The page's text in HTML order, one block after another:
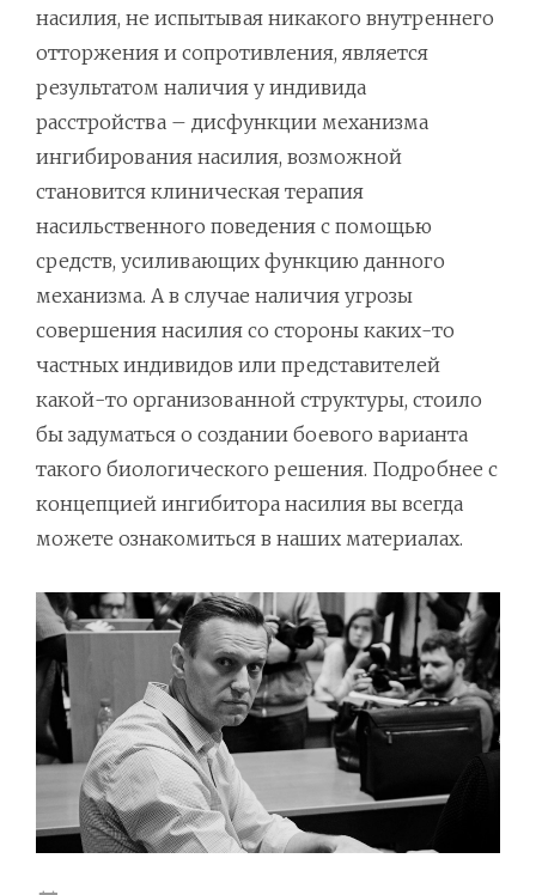
насилия, не испытывая никакого внутреннего
отторжения и сопротивления, является
результатом наличия у индивида
расстройства – дисфункции механизма
ингибирования насилия, возможной
становится клиническая терапия
насильственного поведения с помощью
средств, усиливающих функцию данного
механизма. А в случае наличия угрозы
совершения насилия со стороны каких-то
частных индивидов или представителей
какой-то организованной структуры, стоило
бы задуматься о создании боевого варианта
такого биологического решения. Подробнее с
концепцией ингибитора насилия вы всегда
можете ознакомиться в наших материалах.